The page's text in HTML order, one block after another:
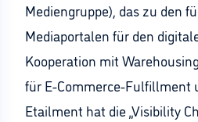
Mediengruppe), das zu den
Mediaportalen für den
Kooperation mit
für E-Commerce-Fulfillment
Etailment hat die „Visibility